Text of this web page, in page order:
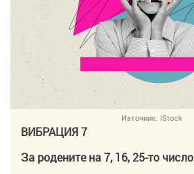
Източник: iStock
ВИБРАЦИЯ 7
За родените на 7, 16, 25-то число